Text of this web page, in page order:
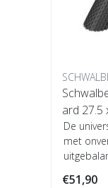
ard 27.5
De
met
€51,90